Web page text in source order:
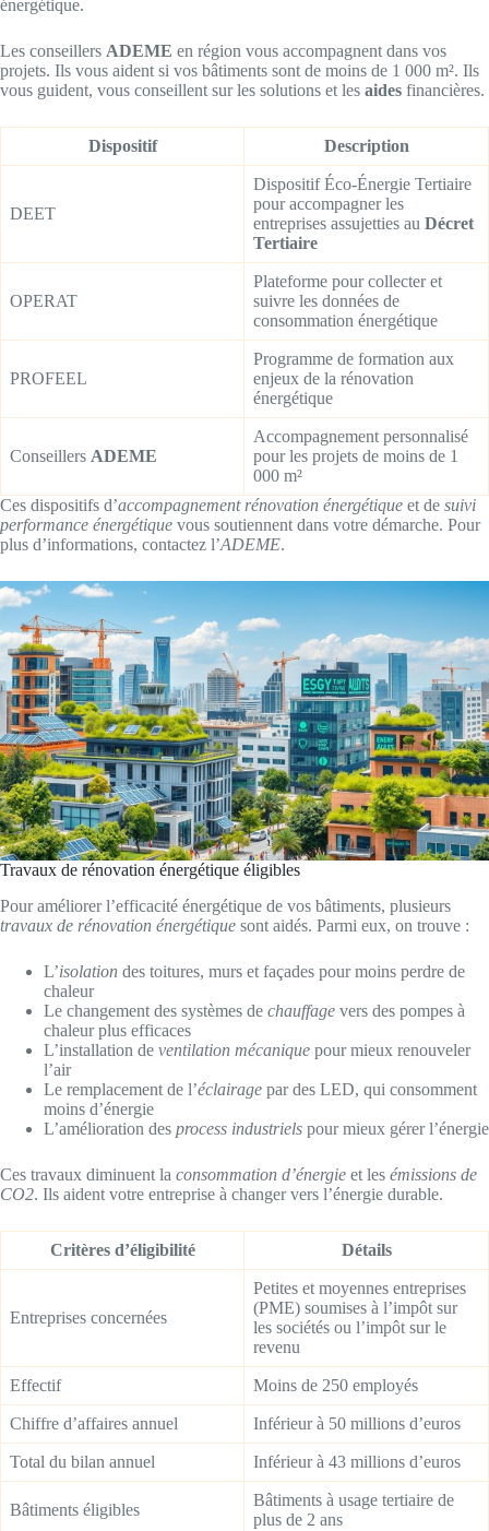
énergétique.
Les conseillers ADEME en région vous accompagnent dans vos
projets. Ils vous aident si vos bâtiments sont de moins de 1 000 m². Ils
vous guident, vous conseillent sur les solutions et les aides financières.
Dispositif Description
DEET
Dispositif Éco-Énergie Tertiaire
pour accompagner les
entreprises assujetties au Décret
Tertiaire
OPERAT
Plateforme pour collecter et
suivre les données de
consommation énergétique
PROFEEL
Programme de formation aux
enjeux de la rénovation
énergétique
Conseillers ADEME
Accompagnement personnalisé
pour les projets de moins de 1
000 m²
Ces dispositifs d’accompagnement rénovation énergétique et de suivi
performance énergétique vous soutiennent dans votre démarche. Pour
plus d’informations, contactez l’ADEME.
Travaux de rénovation énergétique éligibles
Pour améliorer l’efficacité énergétique de vos bâtiments, plusieurs
travaux de rénovation énergétique sont aidés. Parmi eux, on trouve :
L’isolation des toitures, murs et façades pour moins perdre de
chaleur
Le changement des systèmes de chauffage vers des pompes à
chaleur plus efficaces
L’installation de ventilation mécanique pour mieux renouveler
l’air
Le remplacement de l’éclairage par des LED, qui consomment
moins d’énergie
L’amélioration des process industriels pour mieux gérer l’énergie
Ces travaux diminuent la consommation d’énergie et les émissions de
CO2. Ils aident votre entreprise à changer vers l’énergie durable.
Critères d’éligibilité Détails
Entreprises concernées
Petites et moyennes entreprises
(PME) soumises à l’impôt sur
les sociétés ou l’impôt sur le
revenu
Effectif Moins de 250 employés
Chiffre d’affaires annuel Inférieur à 50 millions d’euros
Total du bilan annuel Inférieur à 43 millions d’euros
Bâtiments éligibles
Bâtiments à usage tertiaire de
plus de 2 ans